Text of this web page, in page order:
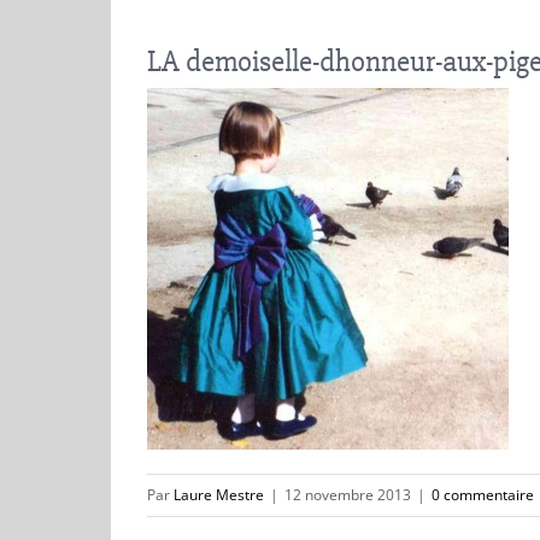
LA demoiselle-dhonneur-aux-
Par Laure Mestre | 12 novembre 2013 | 0 commentaire